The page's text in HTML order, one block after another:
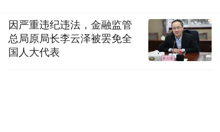
因严重违纪违法，金融监管
总局原局长李云泽被罢免全
国人大代表